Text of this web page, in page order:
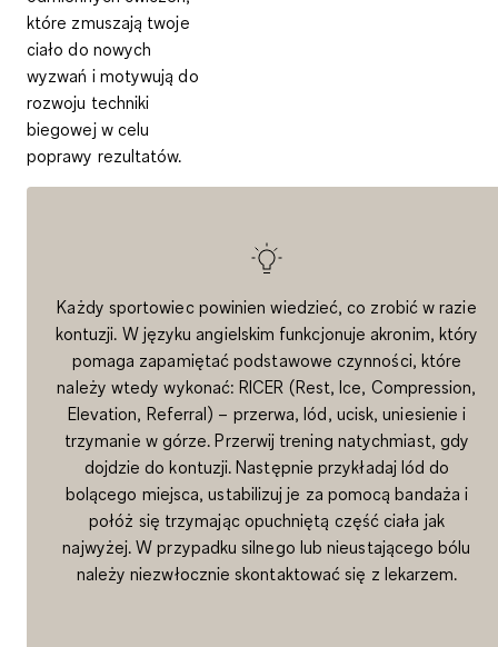
które zmuszają twoje
ciało do nowych
wyzwań i motywują do
rozwoju techniki
biegowej w celu
poprawy rezultatów.
Każdy sportowiec powinien wiedzieć, co zrobić w razie
kontuzji. W języku angielskim funkcjonuje akronim, który
pomaga zapamiętać podstawowe czynności, które
należy wtedy wykonać: RICER (Rest, Ice, Compression,
Elevation, Referral) – przerwa, lód, ucisk, uniesienie i
trzymanie w górze. Przerwij trening natychmiast, gdy
dojdzie do kontuzji. Następnie przykładaj lód do
bolącego miejsca, ustabilizuj je za pomocą bandaża i
połóż się trzymając opuchniętą część ciała jak
najwyżej. W przypadku silnego lub nieustającego bólu
należy niezwłocznie skontaktować się z lekarzem.